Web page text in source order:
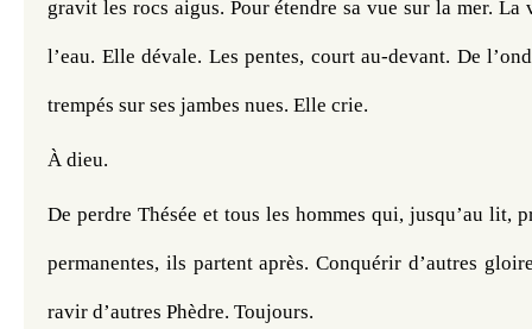
gravit les rocs aigus. Pour étendre sa vue sur la mer.
l’eau. Elle dévale. Les pentes, court au-devant. De
trempés sur ses jambes nues. Elle crie.
À dieu.
De perdre Thésée et tous les hommes qui, jusqu’au lit,
permanentes, ils partent après. Conquérir d’autres
ravir d’autres Phèdre. Toujours.